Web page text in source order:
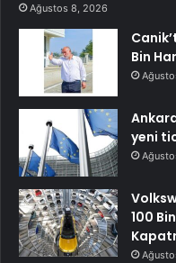
Ağustos 8, 2026
Bin
yeni
100